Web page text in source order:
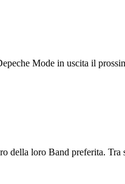
Mode in uscita il
della loro Band preferita. Tra